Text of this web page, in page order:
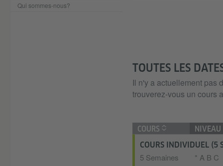
Qui sommes-nous?
TOUTES LES
Il n'y a actuellement pas
trouverez-vous un cours
COURS NIVEAU
COURS INDIVIDUEL (5
5 Semaines * A B C